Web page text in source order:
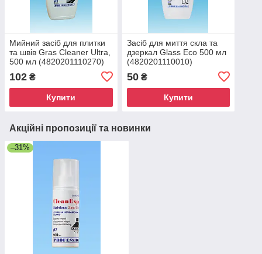
Мийний засіб для плитки
та швів Gras Cleaner Ultra,
500 мл (4820201110270)
102 ₴
Купити
Засіб для миття скла та
дзеркал Glass Eco 500 мл
(4820201110010)
50₴
Купити
Акційні пропозиції та новинки
–31%